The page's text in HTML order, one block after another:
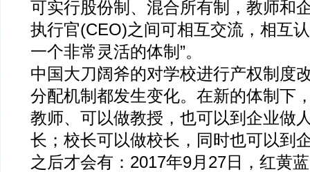
可实行股份制、混合所有制，教师和
执行官(CEO)之间可相互交流，相互
一个非常灵活的体制”。
中国大刀阔斧的对学校进行产权制度
分配机制都发生变化。在新的体制下
教师、可以做教授，也可以到企业做
长；校长可以做校长，同时也可以到
之后才会有：2017年9月27日，红黄